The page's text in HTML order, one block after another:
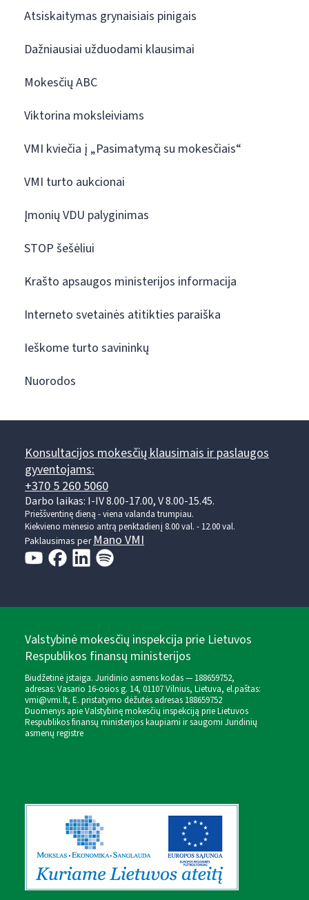
Atsiskaitymas grynaisiais pinigais
Dažniausiai užduodami klausimai
Mokesčių ABC
Viktorina moksleiviams
VMI kviečia į „Pasimatymą su mokesčiais“
VMI turto aukcionai
Įmonių VDU palyginimas
STOP šešėliui
Krašto apsaugos ministerijos informacija
Interneto svetainės atitikties paraiška
Ieškome turto savininkų
Nuorodos
Konsultacijos mokesčių klausimais ir paslaugos
gyventojams:
+370 5 260 5060
Darbo laikas: I-IV 8.00-17.00, V 8.00-15.45.
Prieššventinę dieną - viena valanda trumpiau.
Kiekvieno mėnesio antrą penktadienį 8.00 val. - 12.00 val.
Paklausimas perMano VMI
Valstybinė mokesčių inspekcija prie Lietuvos
Respublikos finansų ministerijos
Biudžetinė įstaiga. Juridinio asmens kodas — 188659752,
adresas: Vasario 16-osios g. 14, 01107 Vilnius, Lietuva, el.paštas:
vmi@vmi.lt, E. pristatymo dėžutės adresas 188659752
Duomenys apie Valstybinę mokesčių inspekciją prie Lietuvos
Respublikos finansų ministerijos kaupiami ir saugomi Juridinių
asmenų registre